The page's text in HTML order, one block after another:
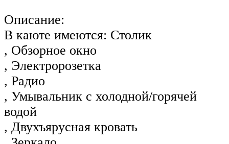
Описание:
В каюте имеются: Столик
, Обзорное окно
, Электророзетка
, Радио
, Умывальник с холодной/горячей
водой
, Двухъярусная кровать